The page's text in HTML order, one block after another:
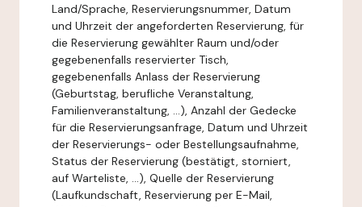
Land/Sprache, Reservierungsnummer, Datum
und Uhrzeit der angeforderten Reservierung, für
die Reservierung gewählter Raum und/oder
gegebenenfalls reservierter Tisch,
gegebenenfalls Anlass der Reservierung
(Geburtstag, berufliche Veranstaltung,
Familienveranstaltung, ...), Anzahl der Gedecke
für die Reservierungsanfrage, Datum und Uhrzeit
der Reservierungs- oder Bestellungsaufnahme,
Status der Reservierung (bestätigt, storniert,
auf Warteliste, ...), Quelle der Reservierung
(Laufkundschaft, Reservierung per E-Mail,